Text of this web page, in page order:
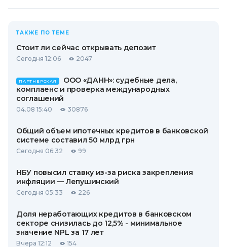
ТАКЖЕ ПО ТЕМЕ
Стоит ли сейчас открывать депозит
Сегодня 12:06 2047
ПАРТНЕРСКАЯ
ООО «ДАНН»: судебные дела,
комплаенс и проверка международных
соглашений
04.08 15:40 30876
Общий объем ипотечных кредитов в банковской
системе составил 50 млрд грн
Сегодня 06:32 99
НБУ повысил ставку из-за риска закрепления
инфляции — Лепушинский
Сегодня 05:33 226
Доля неработающих кредитов в банковском
секторе снизилась до 12,5% - минимальное
значение NPL за 17 лет
Вчера 12:12 154